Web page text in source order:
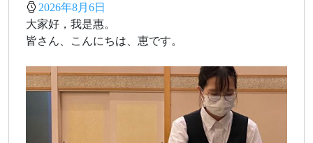
2026年8月6日
大家好，我是惠。
皆さん、こんにちは、恵です。